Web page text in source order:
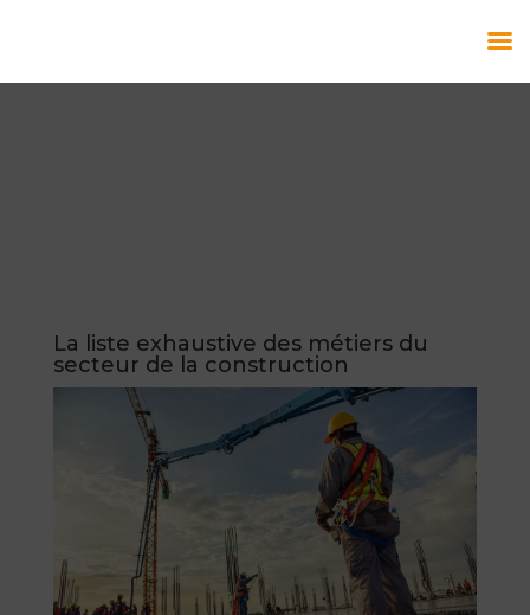
La liste exhaustive des métiers du
secteur de la construction